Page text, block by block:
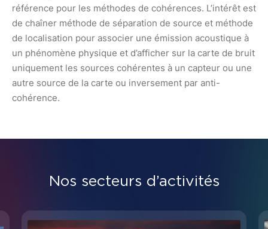
référence pour les méthodes de cohérences. L’intérêt est
de chaîner méthode de séparation de source et méthode
de localisation pour associer une émission acoustique à
un phénomène physique et d’afficher sur la carte de bruit
uniquement les sources cohérentes à un capteur ou une
autre source de la carte ou inversement par anti-
cohérence.
Nos secteurs d’activités